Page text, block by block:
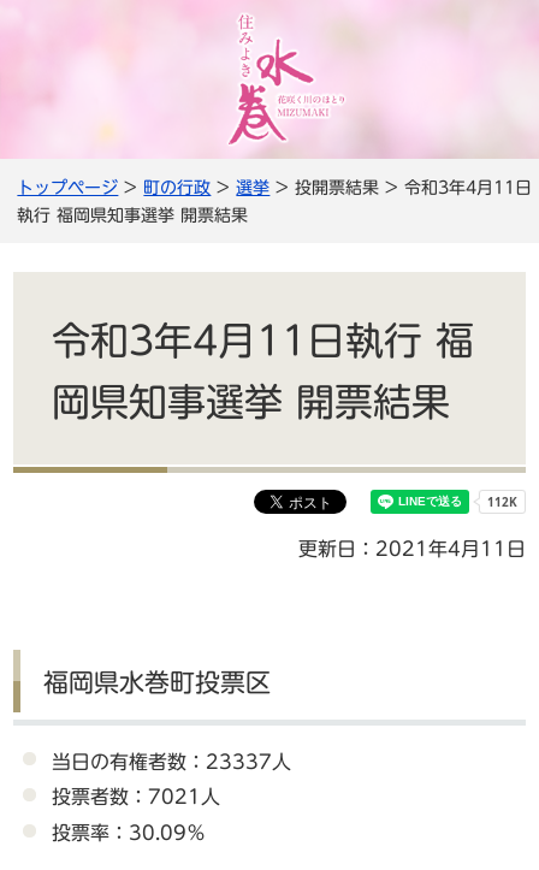
トップページ > 町の行政 >選挙 > 投開票結果 > 令和3年4月11日
執行 福岡県知事選挙 開票結果
令和3年4月11日執行 福
岡県知事選挙 開票結果
更新日：2021年4月11日
福岡県水巻町投票区
当日の有権者数：23337人
投票者数：7021人
投票率：30.09％